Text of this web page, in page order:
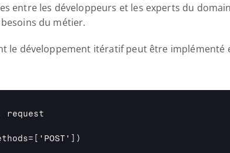
entre les développeurs et les experts du
du métier.
le développement itératif peut être implémenté
request
['POST'] )